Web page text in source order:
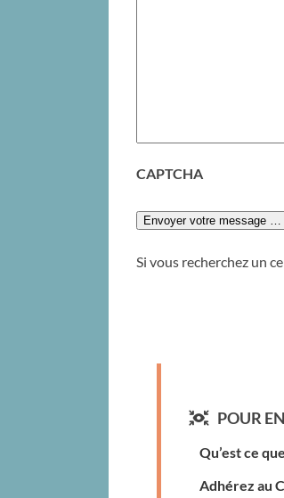
CAPTCHA
Si vous recherchez un
POUR EN
Qu’est ce
Adhérez au